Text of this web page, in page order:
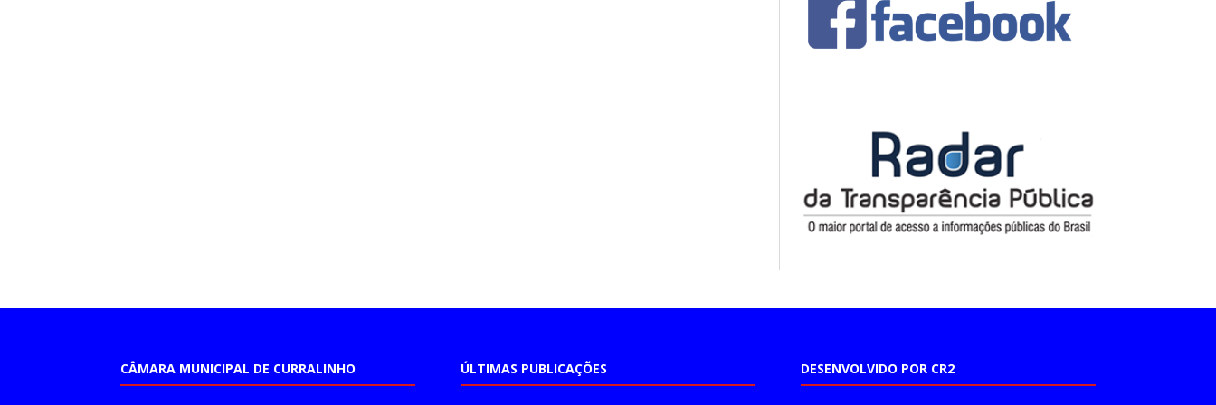
CÂMARA MUNICIPAL DE CURRALINHO ÚLTIMAS PUBLICAÇÕES DESENVOLVIDO POR CR2